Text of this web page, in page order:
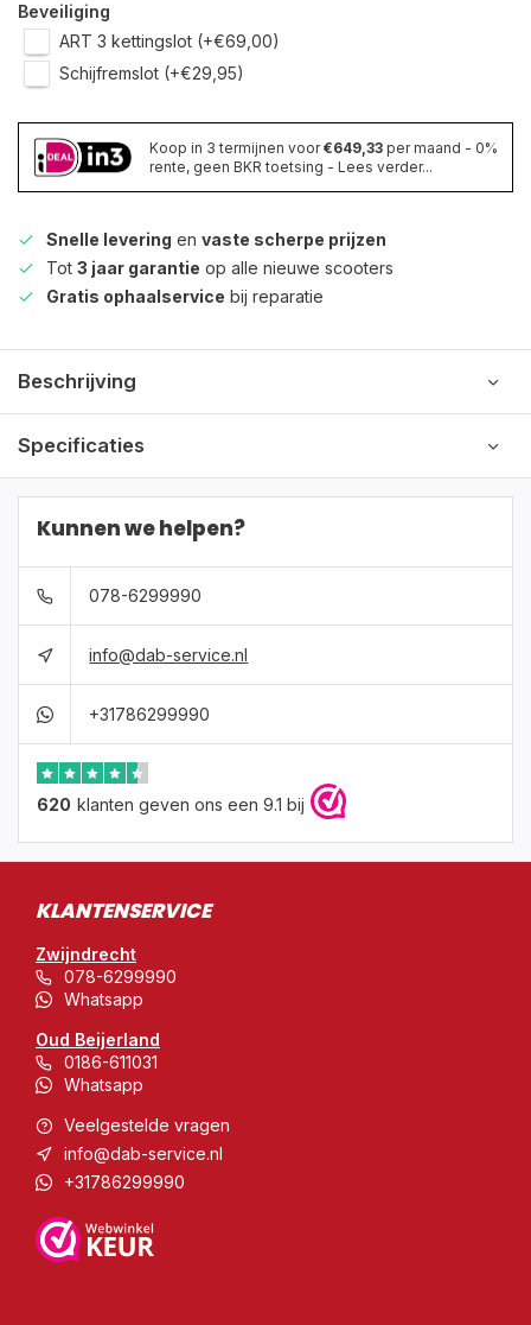
Beveiliging
ART 3 kettingslot (+€69,00)
Schijfremslot (+€29,95)
Koop in 3 termijnen voor€649,33 per maand - 0%
rente, geen BKR toetsing - Lees verder...
Snelle levering en vaste scherpe prijzen
Tot 3 jaar garantie op alle nieuwe scooters
Gratis ophaalservice bij reparatie
Beschrijving
Specificaties
Kunnen we helpen?
078-6299990
info@dab-service.nl
+31786299990
620 klanten geven ons een 9.1 bij
KLANTENSERVICE
Zwijndrecht
078-6299990
Whatsapp
Oud Beijerland
0186-611031
Whatsapp
Veelgestelde vragen
info@dab-service.nl
+31786299990